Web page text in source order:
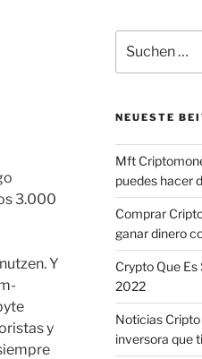
3.000
Y
y
nach:
NEUESTE
Mft
puedes hacer
Comprar
ganar dinero
Crypto Que
2022
Noticias
inversora que